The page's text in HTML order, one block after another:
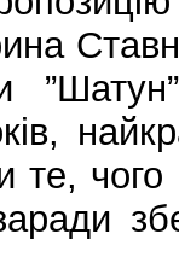
те,